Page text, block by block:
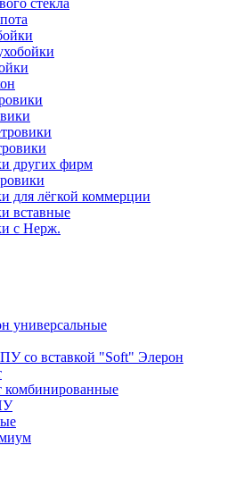
стекла
других фирм
для лёгкой коммерции
вставные
с Нерж.
универсальные
со вставкой "Soft" Элерон
комбинированные